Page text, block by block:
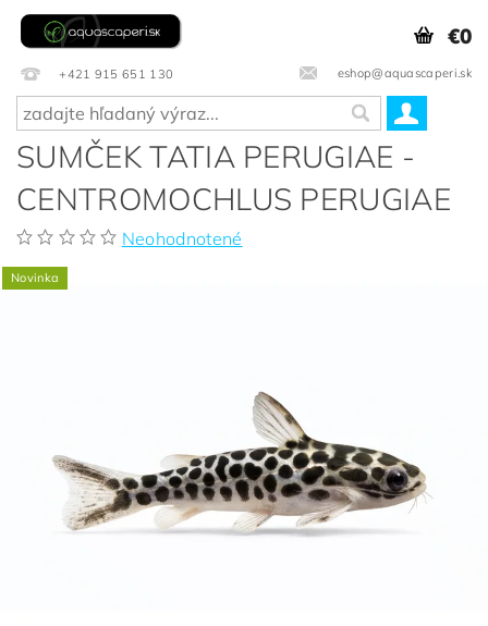
+421 915 651 130 eshop@aquascaperi.sk
€0
SUMČEK TATIA PERUGIAE -
CENTROMOCHLUS PERUGIAE
Neohodnotené
Novinka